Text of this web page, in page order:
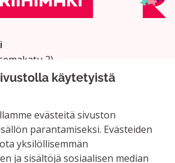
käytetyistä
evästeitä sivuston
parantamiseksi. Evästeiden
yksilöllisemmän
ja sisältöjä sosiaalisen median
2)
kysyttyä